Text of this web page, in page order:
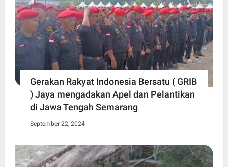
Gerakan Rakyat Indonesia Bersatu ( GRIB
) Jaya mengadakan Apel dan Pelantikan
di Jawa Tengah Semarang
September 22, 2024